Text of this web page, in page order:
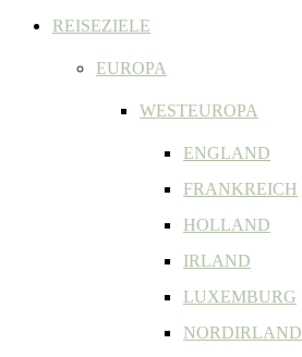
REISEZIELE
EUROPA
WESTEUROPA
ENGLAND
FRANKREICH
HOLLAND
IRLAND
LUXEMBURG
NORDIRLAND